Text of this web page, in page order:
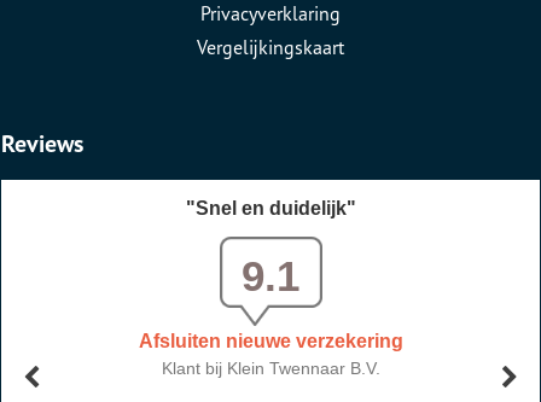
Privacyverklaring
Vergelijkingskaart
Reviews